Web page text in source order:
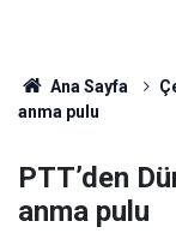
Ana Sayfa
anma pulu
PTT’den
anma pulu